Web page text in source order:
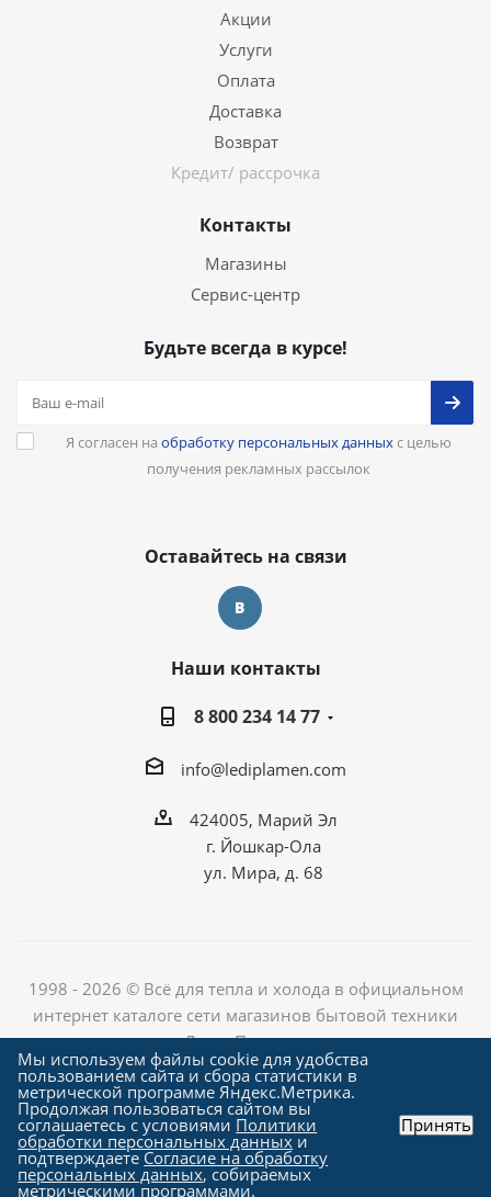
Акции
Услуги
Оплата
Доставка
Возврат
Кредит/ рассрочка
Контакты
Магазины
Сервис-центр
Будьте всегда в курсе!
Я согласен на обработку персональных данныхс целью
получения рекламных рассылок
Оставайтесь на связи
Наши контакты
8 800 234 14 77
info@lediplamen.com
424005, Марий Эл
г. Йошкар-Ола
ул. Мира, д. 68
1998 - 2026 © Всё для тепла и холода в официальном
интернет каталоге сети магазинов бытовой техники
«Лед и Пламень»
Создание сайта компания
"Алроникс"
Мы используем файлы cookie для удобства
пользованием сайта и сбора статистики в
метрической программе Яндекс.Метрика.
Продолжая пользоваться сайтом вы
соглашаетесь с условиями Политики
обработки персональных данных и
подтверждаете Согласие на обработку
персональных данных, собираемых
метрическими программами.
Принять